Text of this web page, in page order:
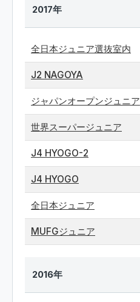
2017年
全日本ジュニア選抜室内
J2 NAGOYA
ジャパンオープンジュニア
世界スーパージュニア
J4 HYOGO-2
J4 HYOGO
全日本ジュニア
MUFGジュニア
2016年